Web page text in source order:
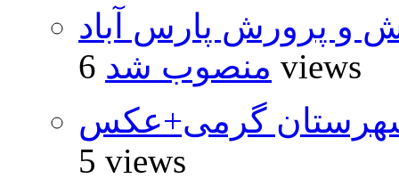
و پرورش پارس آباد
منصوب شد 6 views
گرمی+عکس
5 views